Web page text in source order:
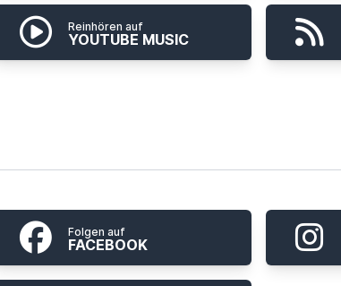
Reinhören auf
YOUTUBE MUSIC
Folgen auf
FACEBOOK